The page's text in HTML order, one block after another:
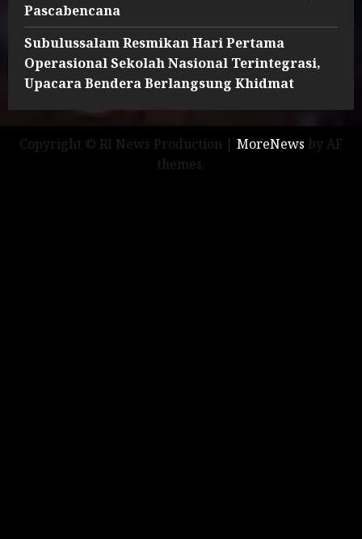
Pascabencana
Subulussalam Resmikan Hari Pertama
Operasional Sekolah Nasional Terintegrasi,
Upacara Bendera Berlangsung Khidmat
Copyright © RI News Production | MoreNews by AF
themes.